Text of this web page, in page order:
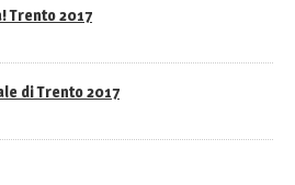
Trento 2017
di Trento 2017